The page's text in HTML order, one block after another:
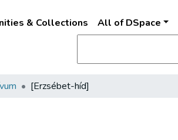
& Collections All of DSpace
[Erzsébet-híd]